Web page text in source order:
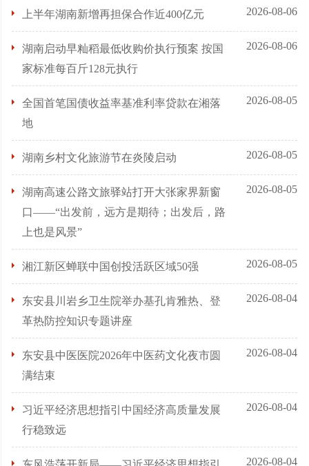
上半年湖南新增再担保合作近400亿元 2026-08-06
湖南启动早籼稻最低收购价执行预案 按国
家标准每百斤128元执行
2026-08-06
全国首笔国债收益率基准利率贷款在湘落
地
2026-08-05
湖南乡村文化旅游节在炎陵启动 2026-08-05
湖南高速公路文旅驿站打开大张家界新窗
口——“出发前，远方是期待；出发后，路
上也是风景”
2026-08-05
湘江新区蝉联中国创投活跃区域50强 2026-08-05
东安县川岩乡卫生院举办基孔肯雅热、登
革热防控知识专题讲座
2026-08-04
东安县中医医院2026年中医药文化夜市圆
满结束
2026-08-04
习近平经济思想指引中国经济高质量发展
行稳致远
2026-08-04
2026-08-04